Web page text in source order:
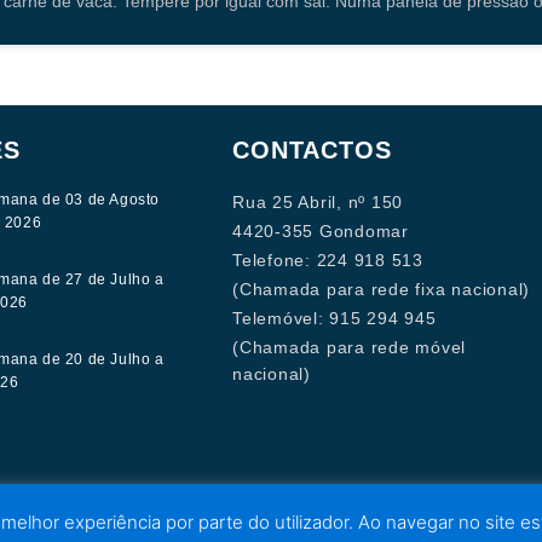
de 03 de Agosto
2026
de 27 de Julho a
de 20 de Julho a
CONTACTOS
Rua 25 Abril, nº 150
4420-355 Gondomar
Telefone: 224 918 513
(Chamada para rede fixa nacional)
Telemóvel: 915 294 945
(Chamada para rede móvel
nacional)
experiência por parte do utilizador. Ao navegar no site